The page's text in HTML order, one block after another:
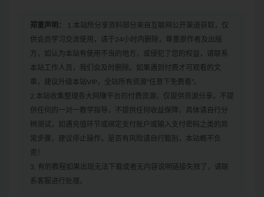
郑重声明：
1.本站所分享资料部分来自互联网公开渠道获取，仅
供会员学习交流使用，请于24小时内删除，尊重原作者及出版
方，如认为本站有使用不当的地方，或侵犯了您的权益，请联系
本站工作人员，我们会及时删除。如果遇到付费才可观看的文
章，建议升级本站VIP，全站所有资源“任意下免费看”。
2.本站收集整理各大网赚平台的付费资源，仅提供资源分享，不提
供任何的一对一教学指导，不提供任何收益保障，具体请自行分
辨测试，如遇充值环节或绑定支付账户或输入支付密码之类的异
常步骤，建议停止操作，是否有风险请自行甄别，本站概不负
责！
3. 有的教程如果出现无法下载或者无内容说明链接失效了，请联
系客服进行处理。